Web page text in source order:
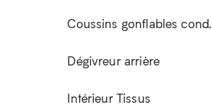
Coussins gonflables cond.
Dégivreur arrière
Intérieur Tissus